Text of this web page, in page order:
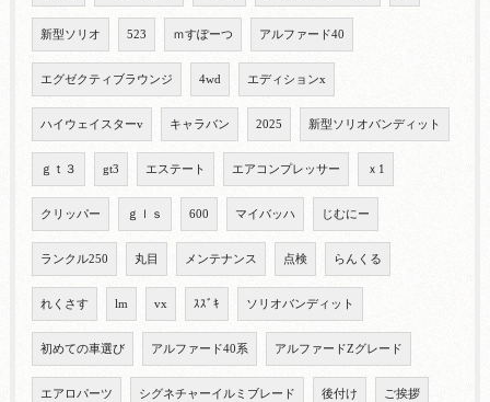
新型ソリオ 523 ｍすぽーつ アルファード40
エグゼクティブラウンジ 4wd エディションx
ハイウェイスターv キャラバン 2025 新型ソリオバンディット
ｇｔ３ gt3 エステート エアコンプレッサー ｘ1
クリッパー ｇｌｓ 600 マイバッハ じむにー
ランクル250 丸目 メンテナンス 点検 らんくる
れくさす lm vx ｽｽﾞｷ ソリオバンディット
初めての車選び アルファード40系 アルファードZグレード
エアロパーツ シグネチャーイルミブレード 後付け ご挨拶